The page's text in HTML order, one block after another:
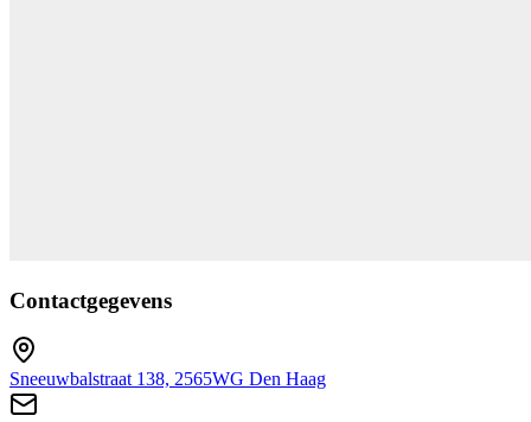
Contactgegevens
Sneeuwbalstraat 138, 2565WG Den Haag